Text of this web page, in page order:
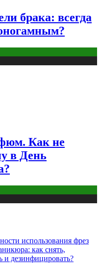
брака: всегда
Как не
в День
использования фрез
как снять,
и дезинфицировать?